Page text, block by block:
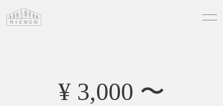
¥ 3,000 〜